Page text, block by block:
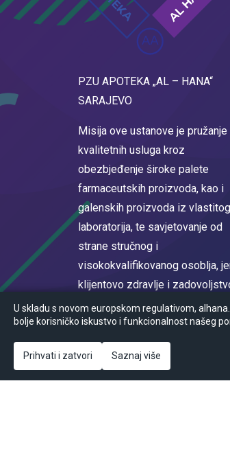
PZU APOTEKA „AL – HANA“
SARAJEVO
Misija ove ustanove je pružanje
kvalitetnih usluga kroz
obezbjeđenje široke palete
farmaceutskih proizvoda, kao i
galenskih proizvoda iz vlastitog
laboratorija, te savjetovanje od
strane stručnog i
visokokvalifikovanog osoblja,
klijentovo zdravlje i
na prvom mjestu.
Registrovan u sudskom registru
Općinskog suda u Sarajevu MBS
65-05-0017-16
U skladu s novom europskom regulativom,
bolje korisničko iskustvo i funkcionalnost našeg
Prihvati i zatvori Saznaj više